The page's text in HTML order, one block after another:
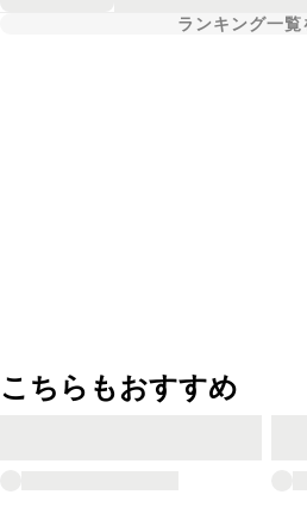
ランキング一覧
こちらもおすすめ